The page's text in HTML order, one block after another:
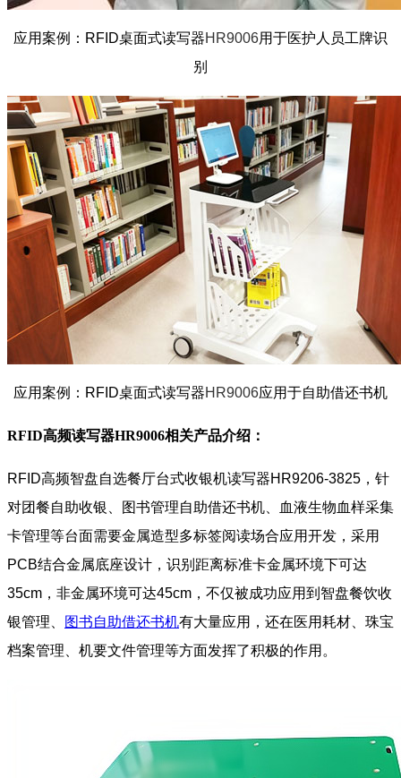
应用案例：RFID桌面式读写器HR9006用于医护人员工牌识
别
应用案例：RFID桌面式读写器HR9006应用于自助借还书机
RFID高频读写器HR9006相关产品介绍：
RFID高频智盘自选餐厅台式收银机读写器HR9206-3825，针
对团餐自助收银、图书管理自助借还书机、血液生物血样采集
卡管理等台面需要金属造型多标签阅读场合应用开发，采用
PCB结合金属底座设计，识别距离标准卡金属环境下可达
35cm，非金属环境可达45cm，不仅被成功应用到智盘餐饮收
银管理、
图书自助借还书机有大量应用，还在医用耗材、珠宝
档案管理、机要文件管理等方面发挥了积极的作用。